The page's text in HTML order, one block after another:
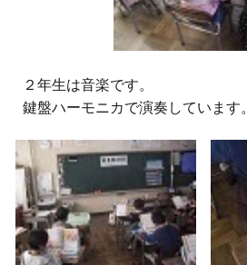
２年生は音楽です。
鍵盤ハーモニカで演奏しています。